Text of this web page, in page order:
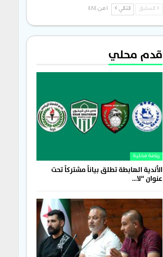
السابق التالي 1 من 484
قدم محلي
رياضة محلية
الأندية الهابطة تطلق بياناً مشتركاً تحت
عنوان “لا…